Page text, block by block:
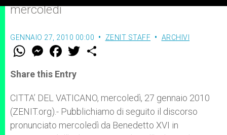
mercoledì
GENNAIO 27, 2010 00:00 ZENIT STAFF ARCHIVI
W
t
s
p
p
M
e
s
e
g
e
r
F
a
e
b
o
k
w
r
Share this Entry
CITTA’ DEL VATICANO, mercoledì, 27 gennaio 2010
(ZENIT.org).- Pubblichiamo di seguito il discorso
pronunciato mercoledì da Benedetto XVI in